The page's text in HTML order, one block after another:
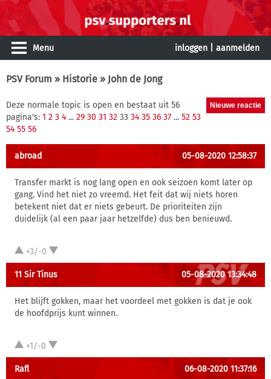
Menu inloggen aanmelden
PSV Forum » Historie » John de Jong
Deze normale topic is open en bestaat uit 56
pagina's: 1 2 3 4 ... 29 30 31 32 33 34 35 36 37 ... 52 53
54 55 56
abroad 05-08-2020 12:58:37
Transfer markt is nog lang open en ook seizoen komt later op
gang. Vind het niet zo vreemd. Het feit dat wij niets horen
betekent niet dat er niets gebeurt. De prioriteiten zijn
duidelijk (al een paar jaar hetzelfde) dus ben benieuwd.
+3/-0
11 Sir Tinus 05-08-2020 13:34:48
Het blijft gokken, maar het voordeel met gokken is dat je ook
de hoofdprijs kunt winnen.
+1/-0
Rafl 06-08-2020 11:37:16